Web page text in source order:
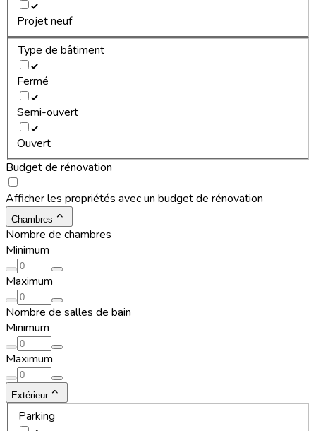
Projet neuf
Type de bâtiment
Fermé
Semi-ouvert
Ouvert
Budget de rénovation
Afficher les propriétés avec un budget de rénovation
Chambres
Nombre de chambres
Minimum
Maximum
Nombre de salles de bain
Minimum
Maximum
Extérieur
Parking